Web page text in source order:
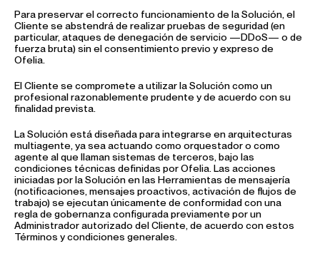
Para preservar el correcto funcionamiento de la Solución, el
Cliente se abstendrá de realizar pruebas de seguridad (en
particular, ataques de denegación de servicio —DDoS— o de
fuerza bruta) sin el consentimiento previo y expreso de
Ofelia.
El Cliente se compromete a utilizar la Solución como un
profesional razonablemente prudente y de acuerdo con su
finalidad prevista.
La Solución está diseñada para integrarse en arquitecturas
multiagente, ya sea actuando como orquestador o como
agente al que llaman sistemas de terceros, bajo las
condiciones técnicas definidas por Ofelia. Las acciones
iniciadas por la Solución en las Herramientas de mensajería
(notificaciones, mensajes proactivos, activación de flujos de
trabajo) se ejecutan únicamente de conformidad con una
regla de gobernanza configurada previamente por un
Administrador autorizado del Cliente, de acuerdo con estos
Términos y condiciones generales.